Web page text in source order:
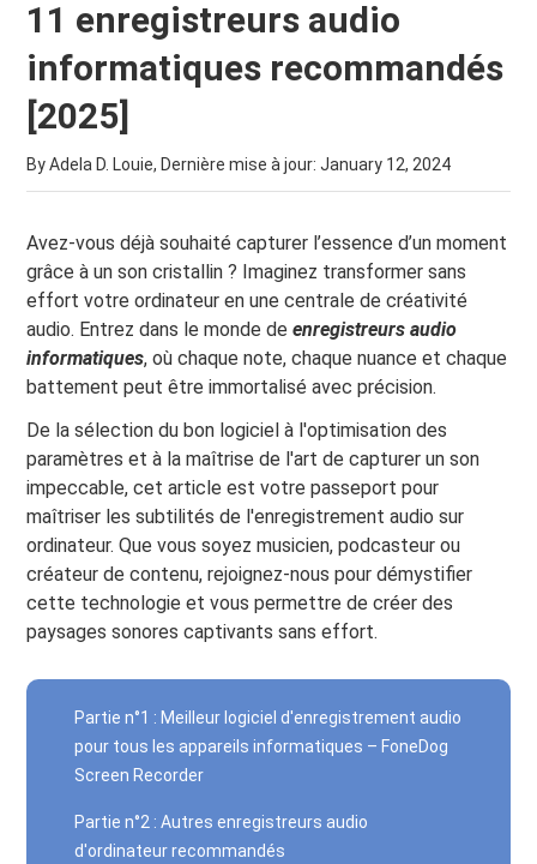
11 enregistreurs audio
informatiques recommandés
[2025]
By Adela D. Louie, Dernière mise à jour:January 12, 2024
Avez-vous déjà souhaité capturer l’essence d’un moment
grâce à un son cristallin ? Imaginez transformer sans
effort votre ordinateur en une centrale de créativité
audio. Entrez dans le monde deenregistreurs audio
informatiques, où chaque note, chaque nuance et chaque
battement peut être immortalisé avec précision.
De la sélection du bon logiciel à l'optimisation des
paramètres et à la maîtrise de l'art de capturer un son
impeccable, cet article est votre passeport pour
maîtriser les subtilités de l'enregistrement audio sur
ordinateur. Que vous soyez musicien, podcasteur ou
créateur de contenu, rejoignez-nous pour démystifier
cette technologie et vous permettre de créer des
paysages sonores captivants sans effort.
Partie n°1 : Meilleur logiciel d'enregistrement audio
pour tous les appareils informatiques – FoneDog
Screen Recorder
Partie n°2 : Autres enregistreurs audio
d'ordinateur recommandés